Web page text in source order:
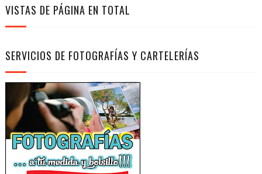
VISTAS DE PÁGINA EN TOTAL
SERVICIOS DE FOTOGRAFÍAS Y CARTELERÍAS